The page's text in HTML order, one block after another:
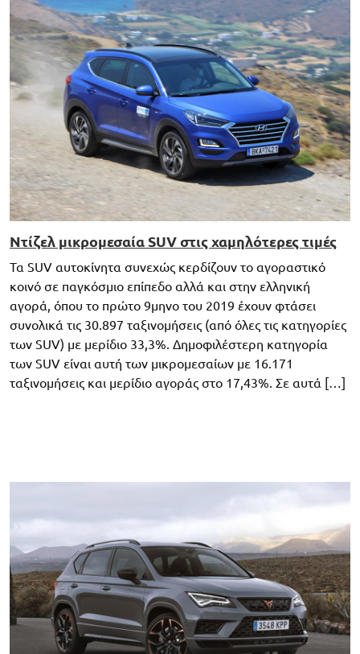
Ντίζελ μικρομεσαία SUV στις χαμηλότερες τιμές
Τα SUV αυτοκίνητα συνεχώς κερδίζουν το αγοραστικό
κοινό σε παγκόσμιο επίπεδο αλλά και στην ελληνική
αγορά, όπου το πρώτο 9μηνο του 2019 έχουν φτάσει
συνολικά τις 30.897 ταξινομήσεις (από όλες τις κατηγορίες
των SUV) με μερίδιο 33,3%. Δημοφιλέστερη κατηγορία
των SUV είναι αυτή των μικρομεσαίων με 16.171
ταξινομήσεις και μερίδιο αγοράς στο 17,43%. Σε αυτά […]